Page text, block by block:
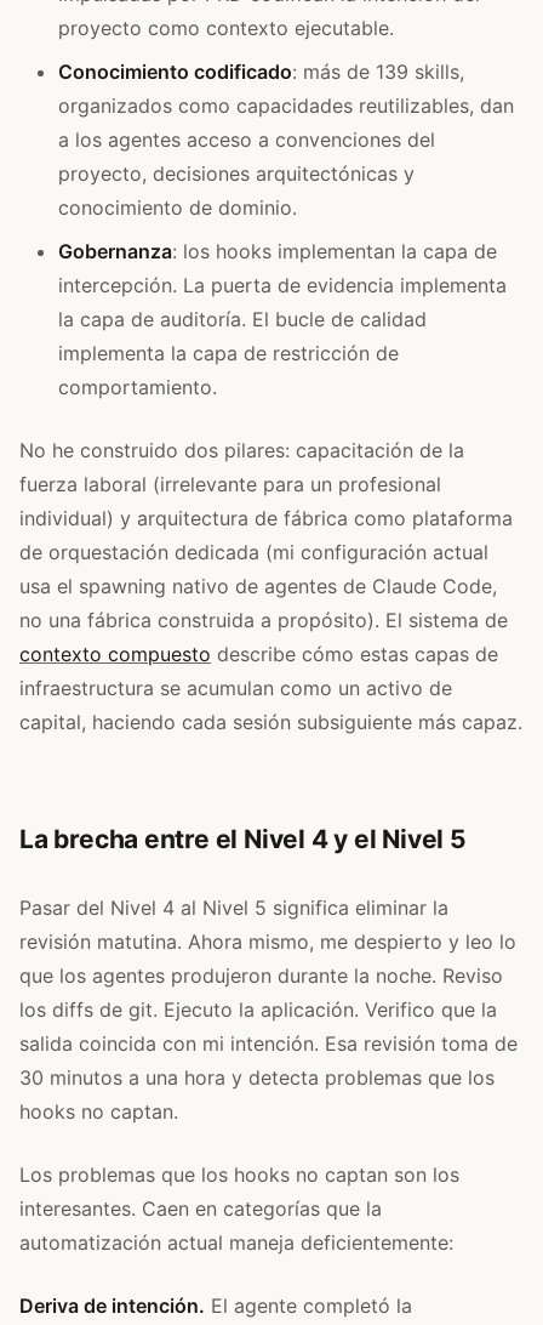
proyecto como contexto ejecutable.
Conocimiento codificado: más de 139 skills,
organizados como capacidades reutilizables, dan
a los agentes acceso a convenciones del
proyecto, decisiones arquitectónicas y
conocimiento de dominio.
Gobernanza: los hooks implementan la capa de
intercepción. La puerta de evidencia implementa
la capa de auditoría. El bucle de calidad
implementa la capa de restricción de
comportamiento.
No he construido dos pilares: capacitación de la
fuerza laboral (irrelevante para un profesional
individual) y arquitectura de fábrica como plataforma
de orquestación dedicada (mi configuración actual
usa el spawning nativo de agentes de Claude Code,
no una fábrica construida a propósito). El sistema de
contexto compuesto describe cómo estas capas de
infraestructura se acumulan como un activo de
capital, haciendo cada sesión subsiguiente más capaz.
La brecha entre el Nivel 4 y el Nivel 5
Pasar del Nivel 4 al Nivel 5 significa eliminar la
revisión matutina. Ahora mismo, me despierto y leo lo
que los agentes produjeron durante la noche. Reviso
los diffs de git. Ejecuto la aplicación. Verifico que la
salida coincida con mi intención. Esa revisión toma de
30 minutos a una hora y detecta problemas que los
hooks no captan.
Los problemas que los hooks no captan son los
interesantes. Caen en categorías que la
automatización actual maneja deficientemente:
Deriva de intención. El agente completó la